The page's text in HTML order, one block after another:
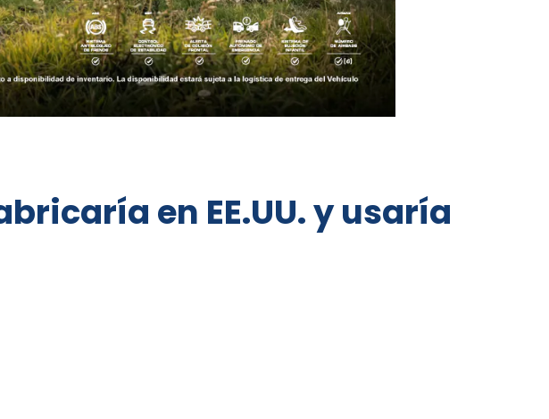
en EE.UU. y usaría